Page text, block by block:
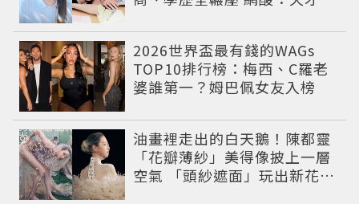
2026世界盃最有錢的WAGs
TOP10排行榜：梅西、C羅老
婆誰第一？姆巴佩女友入榜
油畫裡走出的白天鵝！陳都靈
「花瓣薄紗」美得像披上一層
空氣 「頭紗遮面」玩出新花樣